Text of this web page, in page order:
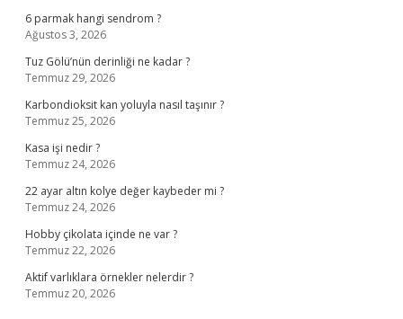
6 parmak hangi sendrom ?
Ağustos 3, 2026
Tuz Gölü’nün derinliği ne kadar ?
Temmuz 29, 2026
Karbondioksit kan yoluyla nasıl taşınır ?
Temmuz 25, 2026
Kasa işi nedir ?
Temmuz 24, 2026
22 ayar altın kolye değer kaybeder mi ?
Temmuz 24, 2026
Hobby çikolata içinde ne var ?
Temmuz 22, 2026
Aktif varlıklara örnekler nelerdir ?
Temmuz 20, 2026